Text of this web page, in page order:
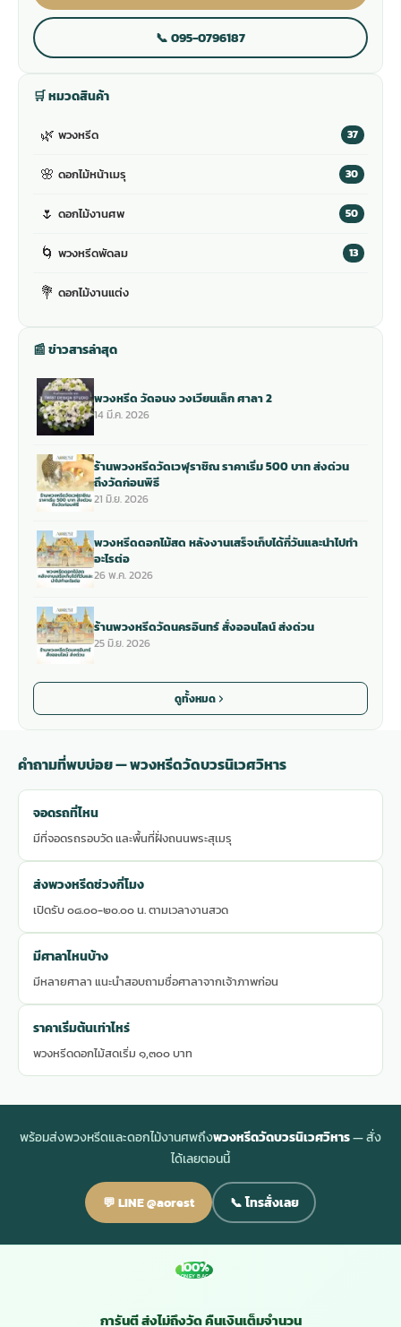
📞 095-0796187
🛒 หมวดสินค้า
🌿 พวงหรีด 37
🌸 ดอกไม้หน้าเมรุ 30
🌷 ดอกไม้งานศพ 50
🌀 พวงหรีดพัดลม 13
💐 ดอกไม้งานแต่ง
📰 ข่าวสารล่าสุด
พวงหรีด วัดอนง วงเวียนเล็ก ศาลา 2
14 มี.ค. 2026
ร้านพวงหรีดวัดเวฬุราชิณ ราคาเริ่ม 500 บาท ส่งด่วน
ถึงวัดก่อนพิธี
21 มิ.ย. 2026
พวงหรีดดอกไม้สด หลังงานเสร็จเก็บได้กี่วันและนำไปทำ
อะไรต่อ
26 พ.ค. 2026
ร้านพวงหรีดวัดนครอินทร์ สั่งออนไลน์ ส่งด่วน
25 มิ.ย. 2026
ดูทั้งหมด
คำถามที่พบบ่อย — พวงหรีดวัดบวรนิเวศวิหาร
จอดรถที่ไหน
มีที่จอดรถรอบวัด และพื้นที่ฝั่งถนนพระสุเมรุ
ส่งพวงหรีดช่วงกี่โมง
เปิดรับ ๐๘.๐๐-๒๐.๐๐ น. ตามเวลางานสวด
มีศาลาไหนบ้าง
มีหลายศาลา แนะนำสอบถามชื่อศาลาจากเจ้าภาพก่อน
ราคาเริ่มต้นเท่าไหร่
พวงหรีดดอกไม้สดเริ่ม ๑,๓๐๐ บาท
พร้อมส่งพวงหรีดและดอกไม้งานศพถึงพวงหรีดวัดบวรนิเวศวิหาร— สั่ง
ได้เลยตอนนี้
💬 LINE @aorest 📞 โทรสั่งเลย
100%
MONEY BACK
การันตี ส่งไม่ถึงวัด คืนเงินเต็มจำนวน